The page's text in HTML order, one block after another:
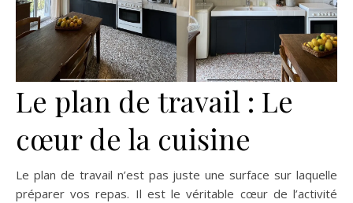
Le plan de travail : Le
cœur de la cuisine
Le plan de travail n’est pas juste une surface sur laquelle
préparer vos repas. Il est le véritable cœur de l’activité